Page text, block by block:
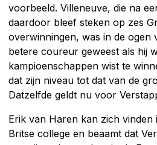
voorbeeld. Villeneuve, die na
daardoor bleef steken op zes
overwinningen, was in de ogen
betere coureur geweest als hij
kampioenschappen wist te
dat zijn niveau tot dat van de
Datzelfde geldt nu voor
Erik van Haren kan zich
Britse college en beaamt dat